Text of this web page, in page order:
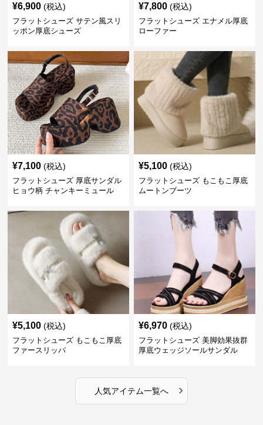
¥6,900 (税込)
フラットシューズ サテン風スリ
ッポン厚底シューズ
¥7,800 (税込)
フラットシューズ エナメル厚底
ローファー
¥7,100 (税込)
フラットシューズ 厚底サンダル
ヒョウ柄 チャンキーミュール
¥5,100 (税込)
フラットシューズ もこもこ厚底
ムートンブーツ
¥5,100 (税込)
フラットシューズ もこもこ厚底
ファースリッパ
¥6,970 (税込)
フラットシューズ 美脚効果抜群
厚底ウェッジソールサンダル
人気アイテム一覧へ ›